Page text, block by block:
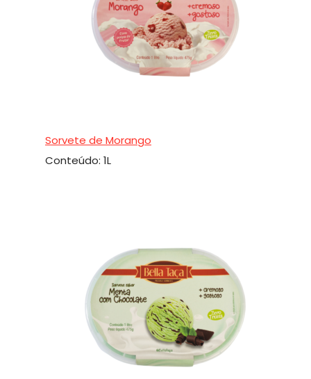
Sorvete de Morango
Conteúdo: 1L